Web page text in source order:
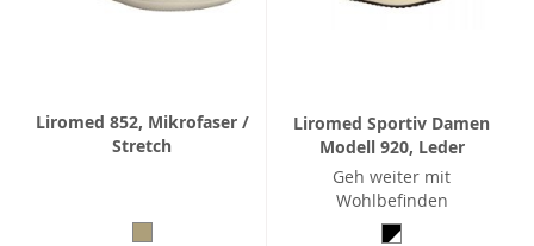
Liromed 852, Mikrofaser /
Stretch
Liromed Sportiv Damen
Modell 920, Leder
Geh weiter mit
Wohlbefinden